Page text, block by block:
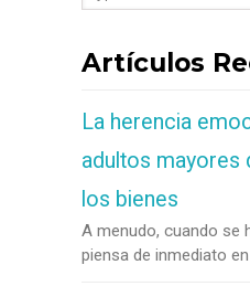
Artículos
La herencia
adultos mayores
los bienes
A menudo, cuando se
piensa de inmediato en